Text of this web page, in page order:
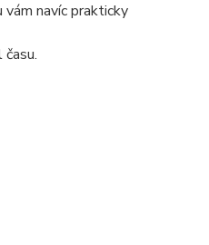
navíc prakticky